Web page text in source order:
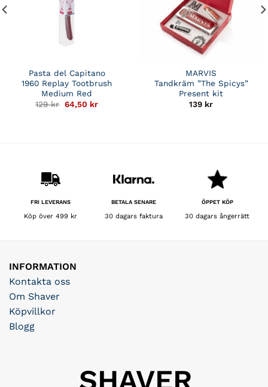
Pasta del Capitano
1960 Replay Tootbrush
Medium Red
129kr Det
ursprungliga
64,50 krDet
MARVIS
Tandkräm ”The Spicys”
Present kit
139 kr
FRI LEVERANS
Köp över 499 kr
BETALA SENARE
30 dagars faktura
ÖPPET KÖP
30 dagars ångerrätt
INFORMATION
Kontakta oss
Om Shaver
Köpvillkor
Blogg